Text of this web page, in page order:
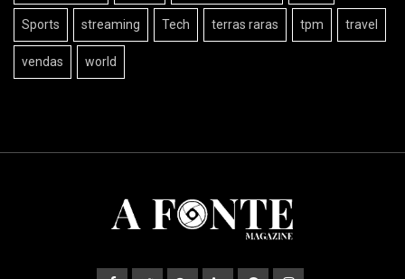
Sports streaming Tech terras raras tpm travel
vendas world